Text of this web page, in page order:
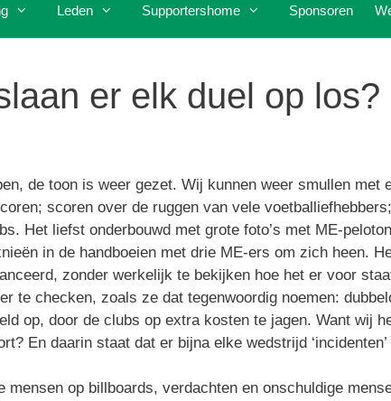
Leden Supportershome Sponsoren
er elk duel op los?
de toon is weer gezet. Wij kunnen weer smullen met
scoren over de ruggen van vele
Het liefst onderbouwd met grote foto’s met ME-
in de handboeien met drie ME-ers om zich heen.
zonder werkelijk te bekijken hoe het er voor
te checken, zoals ze dat tegenwoordig noemen:
op, door de clubs op extra kosten te jagen. Want wij
En daarin staat dat er bijna elke wedstrijd ‘incidenten’
mensen op billboards, verdachten en onschuldige